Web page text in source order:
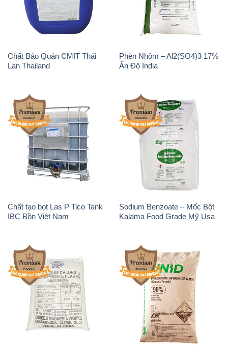
Chất Bảo Quản CMIT Thái
Lan Thailand
Phèn Nhôm – Al2(SO4)3 17%
Ấn Độ India
Chất tạo bọt Las P Tico Tank
IBC Bồn Việt Nam
Sodium Benzoate – Mốc Bột
Kalama Food Grade Mỹ Usa